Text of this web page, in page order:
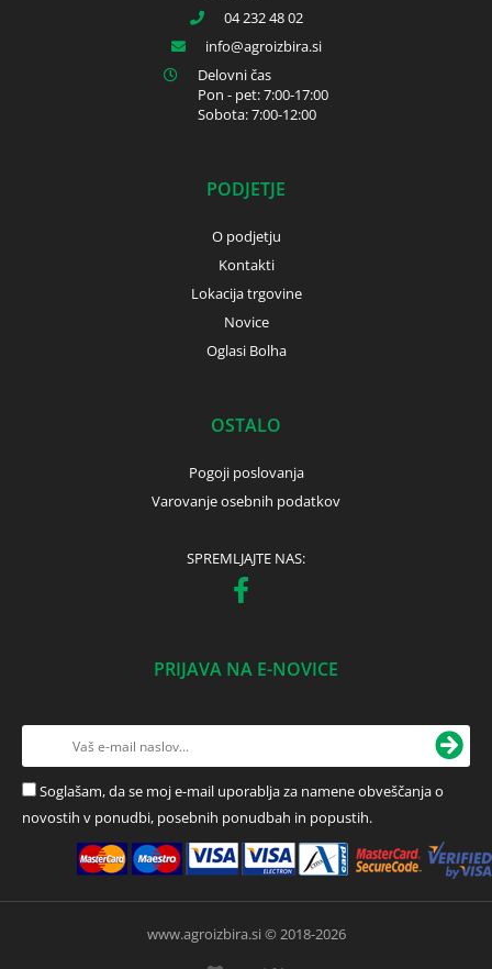
04 232 48 02
info
agroizbira.si
Delovni čas
Pon - pet: 7:00-17:00
Sobota: 7:00-12:00
PODJETJE
O podjetju
Kontakti
Lokacija trgovine
Novice
Oglasi Bolha
OSTALO
Pogoji poslovanja
Varovanje osebnih podatkov
SPREMLJAJTE NAS:
PRIJAVA NA E-NOVICE
Soglašam, da se moj e-mail uporablja za namene obveščanja o
novostih v ponudbi, posebnih ponudbah in popustih.
www.agroizbira.si © 2018-2026